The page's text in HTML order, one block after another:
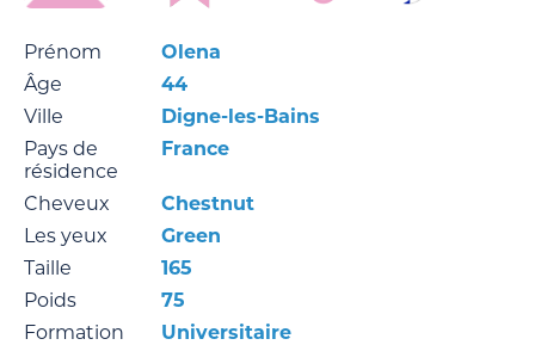
Prénom
Olena
Âge
44
Ville
Digne-les-Bains
Pays de
résidence
France
Cheveux
Chestnut
Les yeux
Green
Taille
165
Poids
75
Formation
Universitaire